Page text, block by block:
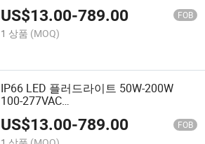
US$13.00-789.00 FOB
1 상품 (MOQ)
IP66 LED 플러드라이트 50W-200W
100-277VAC
3000K/4000K/5000K/6000K 비대칭 빔
으로 야외 광고판, 외관 및 건축 상업 조
명용
US$13.00-789.00 FOB